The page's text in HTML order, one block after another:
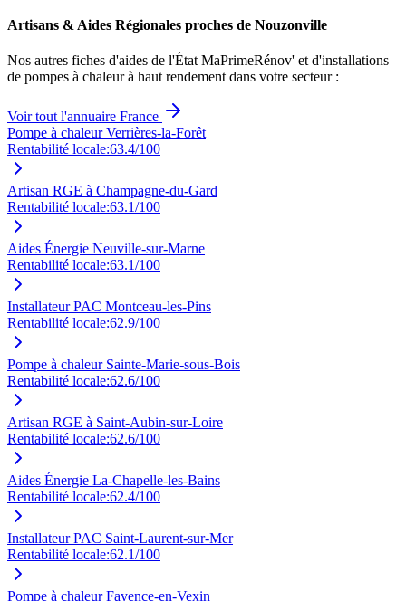
Artisans & Aides Régionales proches de Nouzonville
Nos autres fiches d'aides de l'État MaPrimeRénov' et d'installations
de pompes à chaleur à haut rendement dans votre secteur :
Voir tout l'annuaire France
Pompe à chaleur Verrières-la-Forêt
Rentabilité locale:63.4/100
Artisan RGE à Champagne-du-Gard
Rentabilité locale:63.1/100
Aides Énergie Neuville-sur-Marne
Rentabilité locale:63.1/100
Installateur PAC Montceau-les-Pins
Rentabilité locale:62.9/100
Pompe à chaleur Sainte-Marie-sous-Bois
Rentabilité locale:62.6/100
Artisan RGE à Saint-Aubin-sur-Loire
Rentabilité locale:62.6/100
Aides Énergie La-Chapelle-les-Bains
Rentabilité locale:62.4/100
Installateur PAC Saint-Laurent-sur-Mer
Rentabilité locale:62.1/100
Pompe à chaleur Fayence-en-Vexin